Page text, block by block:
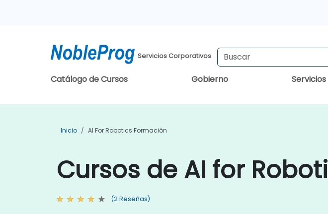
Servicios Corporativos
Catálogo de Cursos Gobierno Servicios
Inicio AI For Robotics Formación
Cursos de AI for
(2 Reseñas)